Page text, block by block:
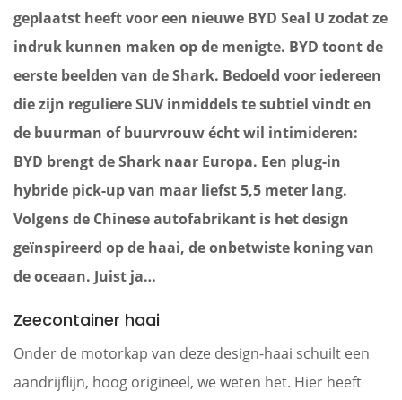
geplaatst heeft voor een nieuwe BYD Seal U zodat ze
indruk kunnen maken op de menigte. BYD toont de
eerste beelden van de Shark. Bedoeld voor iedereen
die zijn reguliere SUV inmiddels te subtiel vindt en
de buurman of buurvrouw écht wil intimideren:
BYD brengt de Shark naar Europa. Een plug-in
hybride pick-up van maar liefst 5,5 meter lang.
Volgens de Chinese autofabrikant is het design
geïnspireerd op de haai, de onbetwiste koning van
de oceaan. Juist ja…
Zeecontainer haai
Onder de motorkap van deze design-haai schuilt een
aandrijflijn, hoog origineel, we weten het. Hier heeft